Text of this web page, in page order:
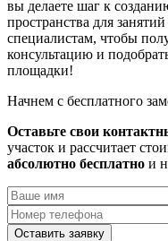
вы делаете шаг к
пространства для
специалистам, чтобы
консультацию и
площадки!
Начнем с бесплатного
Оставьте свои
участок и рассчитает
абсолютно бесплатно и
Оставить заявку